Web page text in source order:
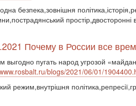
безпека,зовнішня
простір,двосторонні
Почему в России все
выгодно пугать народ угрозой
blogs/2021/06/01/
режим,внутрішня